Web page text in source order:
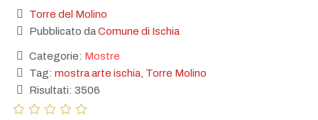
Torre del Molino
Pubblicato daComune di Ischia
Categorie: Mostre
Tag: mostra arte ischia Torre Molino
Risultati: 3506